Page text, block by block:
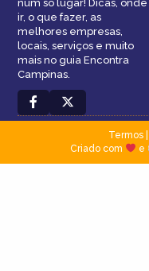
num só lugar! Dicas, onde
ir, o que fazer, as
melhores empresas,
locais, serviços e muito
mais no guia Encontra
Campinas.
Termos|
Criado com
e